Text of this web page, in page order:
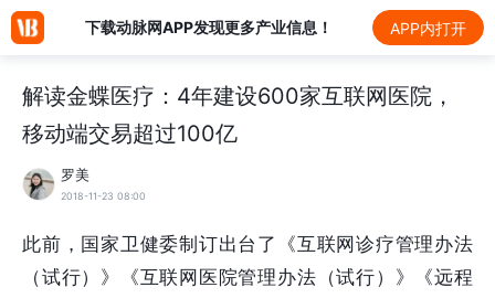
下载动脉网APP发现更多产业信息！ APP内打开
解读金蝶医疗：4年建设600家互联网医院，
移动端交易超过100亿
罗美
2018-11-23 08:00
此前，国家卫健委制订出台了《互联网诊疗管理办法
（试行）》《互联网医院管理办法（试行）》《远程